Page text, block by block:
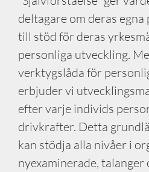
deltagare om deras
till stöd för deras
personliga utveckling.
verktygslåda för
erbjuder vi
efter varje individs
drivkrafter. Detta
kan stödja alla nivåer i
nyexaminerade,